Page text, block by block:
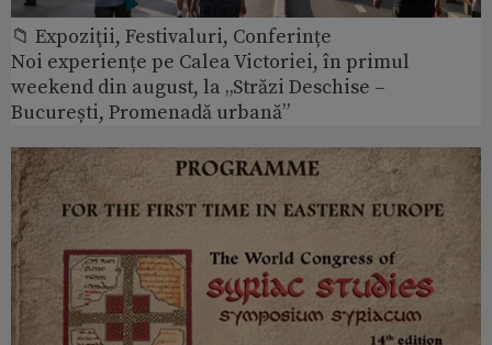
📁 Expoziţii, Festivaluri, Conferințe
Noi experiențe pe Calea Victoriei, în primul
weekend din august, la „Străzi Deschise –
București, Promenadă urbană”